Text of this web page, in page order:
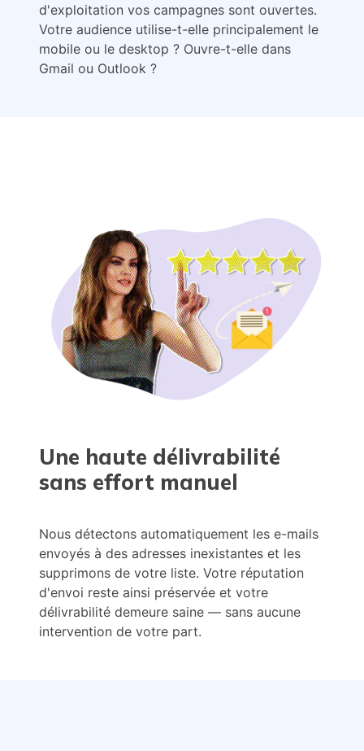
d'exploitation vos campagnes sont ouvertes.
Votre audience utilise-t-elle principalement le
mobile ou le desktop ? Ouvre-t-elle dans
Gmail ou Outlook ?
Une haute délivrabilité
sans effort manuel
Nous détectons automatiquement les e-mails
envoyés à des adresses inexistantes et les
supprimons de votre liste. Votre réputation
d'envoi reste ainsi préservée et votre
délivrabilité demeure saine — sans aucune
intervention de votre part.